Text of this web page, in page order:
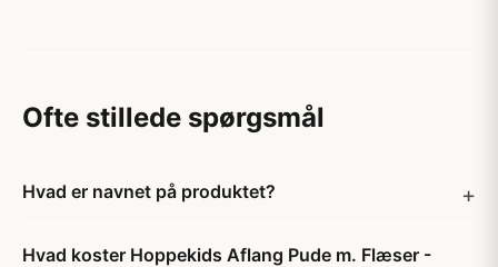
Ofte stillede spørgsmål
Hvad er navnet på produktet?
Hvad koster Hoppekids Aflang Pude m. Flæser -